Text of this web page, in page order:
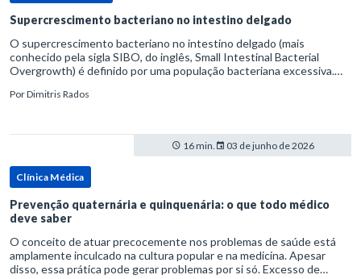
Supercrescimento bacteriano no intestino delgado
O supercrescimento bacteriano no intestino delgado (mais
conhecido pela sigla SIBO, do inglês, Small Intestinal Bacterial
Overgrowth) é definido por uma população bacteriana excessiva.
PorDimitris Rados
16 min. 03 de junho de 2026
Clínica Médica
Prevenção quaternária e quinquenária: o que todo médico
deve saber
O conceito de atuar precocemente nos problemas de saúde está
amplamente inculcado na cultura popular e na medicina. Apesar
disso, essa prática pode gerar problemas por si só. Excesso de